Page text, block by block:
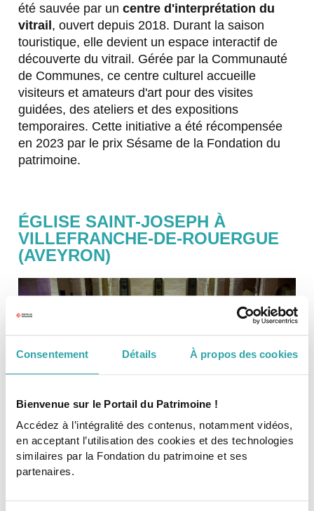
Consentement Détails À propos des cookies
Bienvenue sur le Portail du Patrimoine !
Accédez à l’intégralité des contenus, notamment vidéos,
en acceptant l’utilisation des cookies et des technologies
similaires par la Fondation du patrimoine et ses
partenaires.
été sauvée par un centre d'interprétation du
vitrail, ouvert depuis 2018. Durant la saison
touristique, elle devient un espace interactif de
découverte du vitrail. Gérée par la Communauté
de Communes, ce centre culturel accueille
visiteurs et amateurs d'art pour des visites
guidées, des ateliers et des expositions
temporaires. Cette initiative a été récompensée
en 2023 par le prix Sésame de la Fondation du
patrimoine.
ÉGLISE SAINT-JOSEPH À
VILLEFRANCHE-DE-ROUERGUE
(AVEYRON)
Villefranche-de-Rouergue a rouvert grâce à une